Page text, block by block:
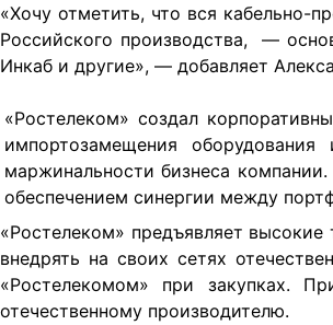
«Хочу отметить, что вся кабельно-
Российского производства,
—
Инкаб и другие», — добавляет
«Ростелеком» создал
импортозамещения
маржинальности бизнеса
обеспечением синергии между
«Ростелеком» предъявляет
внедрять на своих сетях
«Ростелекомом» при закупках.
отечественному производителю.